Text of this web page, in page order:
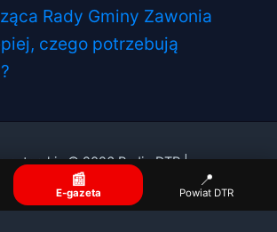
Rady Gminy Zawonia
czego potrzebują
autorskie © 2026 Radio DTR |
📰
E-gazeta
📍
Powiat DTR